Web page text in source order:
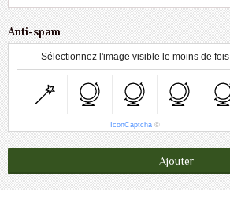
Anti-spam
Sélectionnez l'image visible le moins de fois
IconCaptcha ©
Ajouter